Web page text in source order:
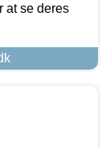
at se deres